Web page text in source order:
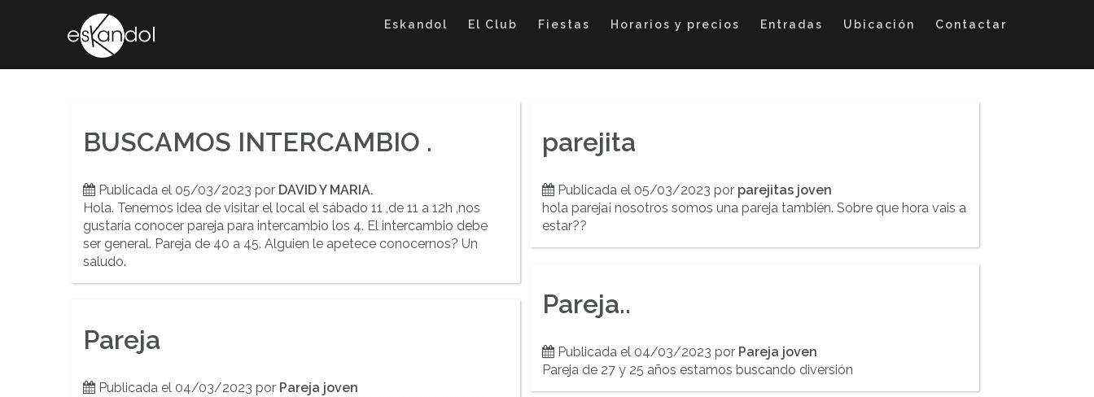
Eskandol El Club Fiestas Horarios y precios Entradas Ubicación Contactar
BUSCAMOS INTERCAMBIO .
Publicada el 05/03/2023 por DAVID Y MARIA.
Hola. Tenemos idea de visitar el local el sábado 11 ,de 11 a 12h ,nos
gustaría conocer pareja para intercambio los 4. El intercambio debe
ser general. Pareja de 40 a 45. Alguien le apetece conocernos? Un
saludo.
parejita
Publicada el 05/03/2023 por parejitas joven
hola pareja¡ nosotros somos una pareja también. Sobre que hora vais a
estar??
Pareja..
Publicada el 04/03/2023 por Pareja joven
Pareja de 27 y 25 años estamos buscando diversión
Pareja
Publicada el 04/03/2023 por Pareja joven